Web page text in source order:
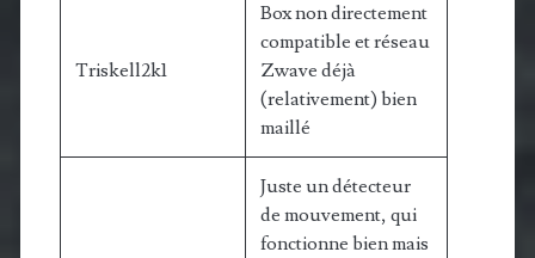
Triskell2k1
Box non directement
compatible et réseau
Zwave déjà
(relativement) bien
maillé
Juste un détecteur
de mouvement, qui
fonctionne bien mais